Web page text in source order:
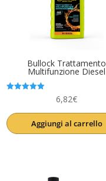
Bullock Trattamento
Multifunzione Diesel
6,82€
Aggiungi al carrello